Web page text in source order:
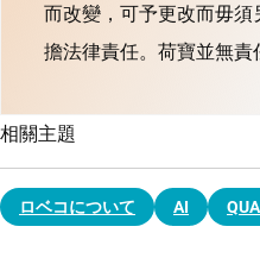
而改變，可予更改而毋
擔法律責任。荷寶並無責
相關主題
ロベコについて AI